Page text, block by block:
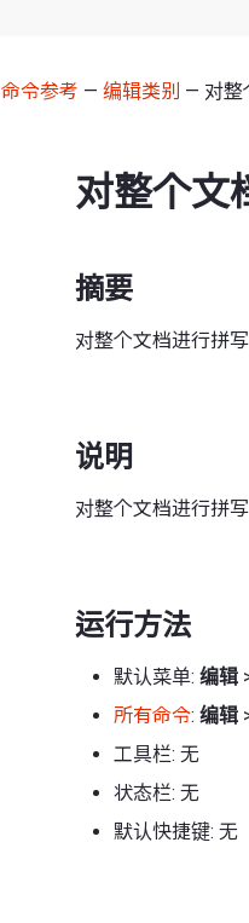
命令参考 — 编辑类别 — 对整
对整个文
摘要
对整个文档进行拼写
说明
对整个文档进行拼
运行方法
默认菜单: 编辑
所有命令: 编辑
工具栏: 无
状态栏: 无
默认快捷键: 无